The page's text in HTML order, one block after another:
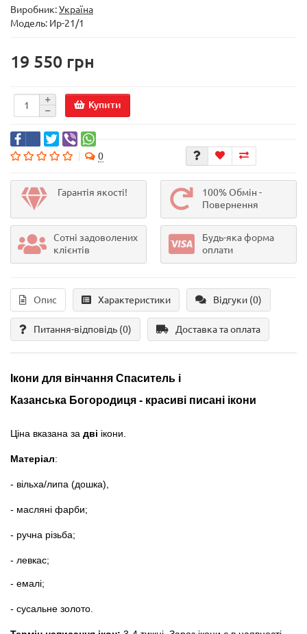
Виробник:Україна
Модель: Ир-21/1
19 550 грн
Купити
0
Гарантія якості!
100% Обмін -
Повернення
Сотні задоволених
клієнтів
Будь-яка форма
оплати
Опис Характеристики Відгуки (0)
Питання-відповідь (0) Доставка та оплата
Ікони для вінчання Спаситель і
Казанська Богородиця - красиві писані ікони
Ціна вказана за дві ікони.
Матеріал:
- вільха/липа (дошка),
- масляні фарби;
- ручна різьба;
- левкас;
- емалі;
- сусальне золото.